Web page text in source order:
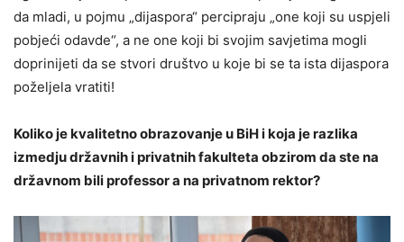
da mladi, u pojmu „dijaspora“ percipraju „one koji su uspjeli
pobjeći odavde“, a ne one koji bi svojim savjetima mogli
doprinijeti da se stvori društvo u koje bi se ta ista dijaspora
poželjela vratiti!
Koliko je kvalitetno obrazovanje u BiH i koja je razlika
izmedju državnih i privatnih fakulteta obzirom da ste na
državnom bili professor a na privatnom rektor?